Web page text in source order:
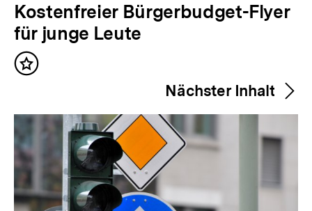
V
o
r
h
r
i
g
e
r
Kostenfreier Bürgerbudget-Flyer
für junge Leute
Inhalt
Nächster Inhalt